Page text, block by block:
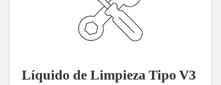
Líquido de Limpieza Tipo V3